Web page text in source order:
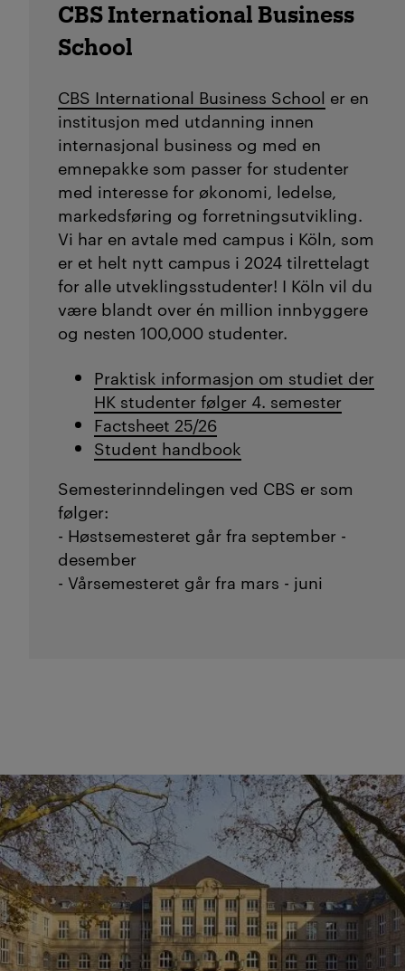
CBS International Business
School
CBS International Business School er en
institusjon med utdanning innen
internasjonal business og med en
emnepakke som passer for studenter
med interesse for økonomi, ledelse,
markedsføring og forretningsutvikling.
Vi har en avtale med campus i Köln, som
er et helt nytt campus i 2024 tilrettelagt
for alle utveklingsstudenter! I Köln vil du
være blandt over én million innbyggere
og nesten 100,000 studenter.
Praktisk informasjon om studiet der
HK studenter følger 4. semester
Factsheet 25/26
Student handbook
Semesterinndelingen ved CBS er som
følger:
- Høstsemesteret går fra september -
desember
- Vårsemesteret går fra mars - juni